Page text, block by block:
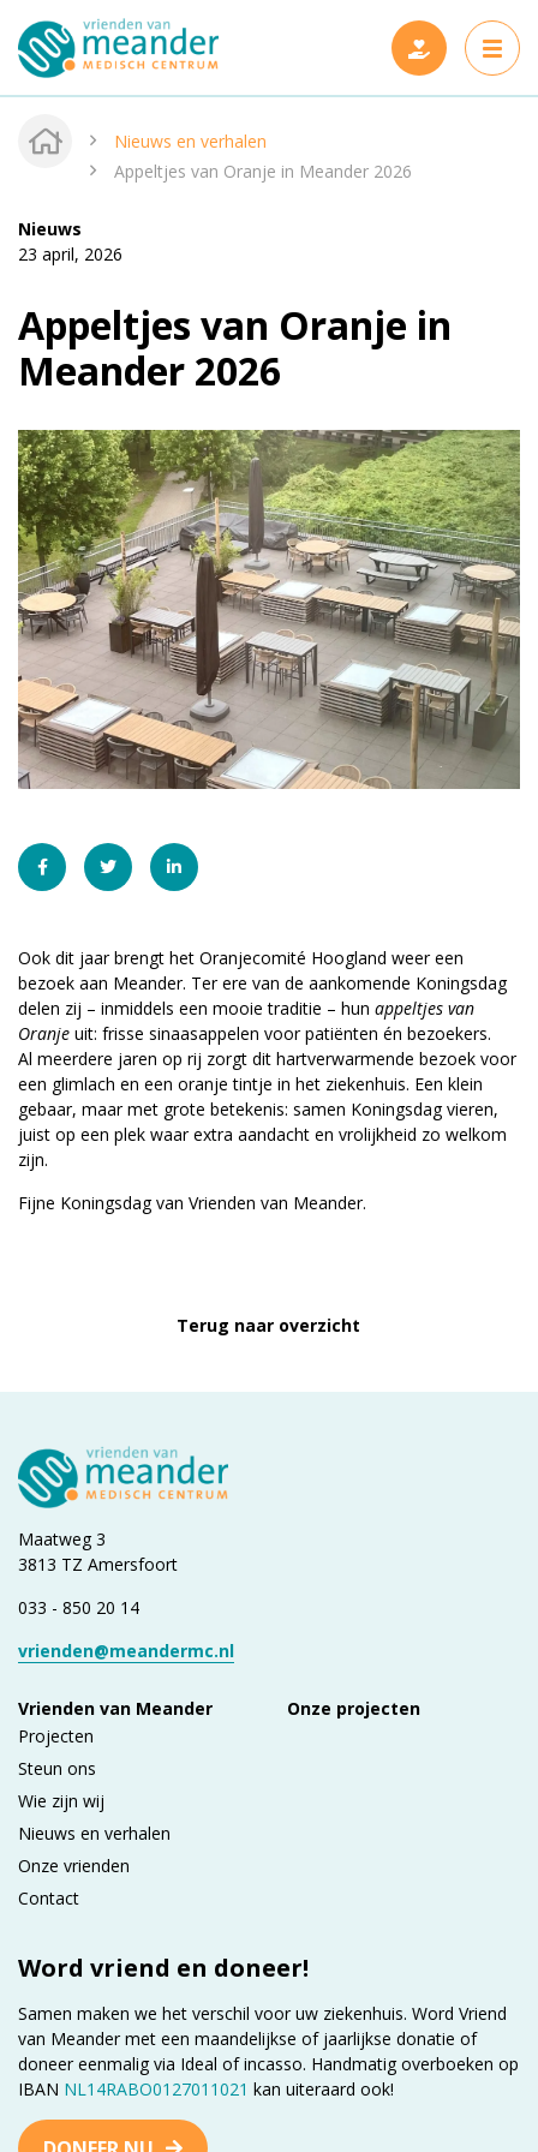
Projecten
Gerealiseerde projecten
Wie zijn wij
Onze vrienden
Contact
vrienden@meandermc.nl
033 - 850 2014
Nieuws en verhalen
Appeltjes van Oranje in Meander 2026
Nieuws
23 april, 2026
Appeltjes van Oranje in
Meander 2026
Ook dit jaar brengt het Oranjecomité Hoogland weer een
bezoek aan Meander. Ter ere van de aankomende Koningsdag
delen zij – inmiddels een mooie traditie – hun appeltjes van
Oranje uit: frisse sinaasappelen voor patiënten én bezoekers.
Al meerdere jaren op rij zorgt dit hartverwarmende bezoek voor
een glimlach en een oranje tintje in het ziekenhuis. Een klein
gebaar, maar met grote betekenis: samen Koningsdag vieren,
juist op een plek waar extra aandacht en vrolijkheid zo welkom
zijn.
Fijne Koningsdag van Vrienden van Meander.
Terug naar overzicht
Maatweg 3
3813 TZ Amersfoort
033 - 850 20 14
vrienden@meandermc.nl
Vrienden van Meander
Projecten
Steun ons
Wie zijn wij
Nieuws en verhalen
Onze vrienden
Contact
Onze projecten
Word vriend en doneer!
Samen maken we het verschil voor uw ziekenhuis. Word Vriend
van Meander met een maandelijkse of jaarlijkse donatie of
doneer eenmalig via Ideal of incasso. Handmatig overboeken op
IBAN NL14RABO0127011021 kan uiteraard ook!